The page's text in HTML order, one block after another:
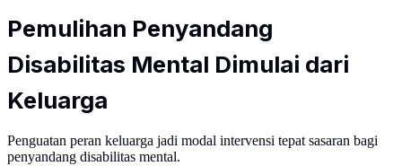
Pemulihan Penyandang
Disabilitas Mental Dimulai dari
Keluarga
Penguatan peran keluarga jadi modal intervensi tepat sasaran bagi
penyandang disabilitas mental.